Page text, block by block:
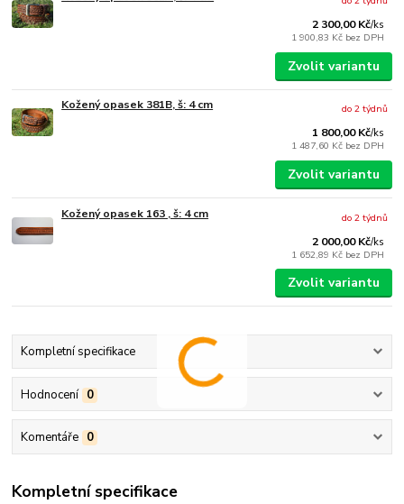
2 300,00 Kč/ks
1 900,83 Kč bez DPH
Zvolit variantu
Kožený opasek 381B, š: 4 cm
1 800,00 Kč/ks
1 487,60 Kč bez DPH
do 2 týdnů
Zvolit variantu
Kožený opasek 163 , š: 4 cm
2 000,00 Kč/ks
1 652,89 Kč bez DPH
do 2 týdnů
Zvolit variantu
Kompletní specifikace
Hodnocení 0
Komentáře 0
Kompletní specifikace